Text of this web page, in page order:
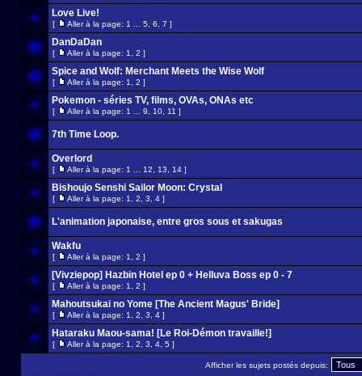
Love Live!
[ Aller à la page: 1 5 6 7 ]
DanDaDan
[ Aller à la page: 1 2 ]
Spice and Wolf: Merchant Meets the Wise Wolf
[ Aller à la page: 1 2 ]
Pokemon - séries TV, films, OVAs, ONAs etc
[ Aller à la page: 1 9 10 11 ]
7th Time Loop.
Overlord
[ Aller à la page: 1 12 13 14 ]
Bishoujo Senshi Sailor Moon: Crystal
[ Aller à la page: 1 2 3 4 ]
L'animation japonaise, entre gros sous et sakugas
Wakfu
[ Aller à la page: 1 2 ]
[Vivziepop] Hazbin Hotel ep 0 + Helluva Boss ep 0 - 7
[ Aller à la page: 1 2 ]
Mahoutsukai no Yome [The Ancient Magus' Bride]
[ Aller à la page: 1 2 3 4 ]
Hataraku Maou-sama! [Le Roi-Démon travaille!]
[ Aller à la page: 1 2 3 4 5 ]
Afficher les sujets postés depuis: